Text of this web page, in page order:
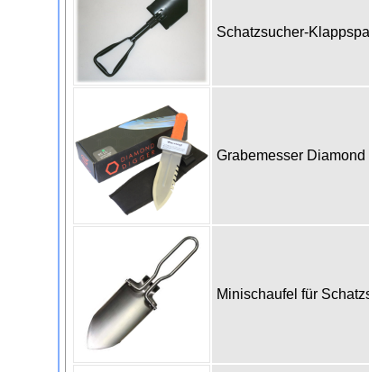
Schatzsucher-
Grabemesser
Minischaufel für